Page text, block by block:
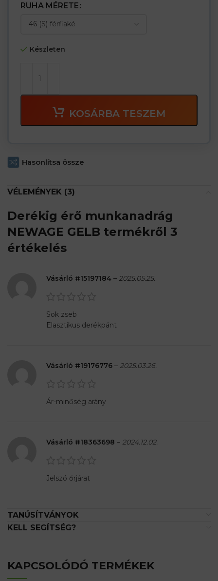
RUHA MÉRETE
Készleten
KOSÁRBA TESZEM
Hasonlítsa össze
VÉLEMÉNYEK (3)
Derékig érő munkanadrág
NEWAGE GELB termékről 3
értékelés
Vásárló #15197184 – 2025.05.25.
Sok zseb
Elasztikus derékpánt
Vásárló #19176776 – 2025.03.26.
Ár-minőség arány
Vásárló #18363698 – 2024.12.02.
Jelszó őrjárat
TANÚSÍTVÁNYOK
KELL SEGÍTSÉG?
KAPCSOLÓDÓ TERMÉKEK